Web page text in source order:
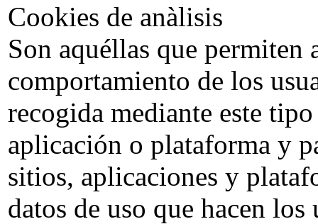
Cookies de anàlisis
Son aquéllas que permiten
comportamiento de los
recogida mediante este
aplicación o plataforma y
sitios, aplicaciones y
datos de uso que hacen